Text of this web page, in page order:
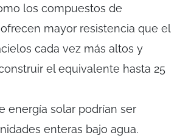
los compuestos de
mayor resistencia que el
cada vez más altos y
el equivalente hasta 25
energía solar podrían ser
enteras bajo agua.